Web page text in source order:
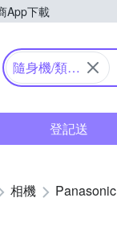
App下載
購物中心
隨身機/類單
登記送
相機 Panasonic